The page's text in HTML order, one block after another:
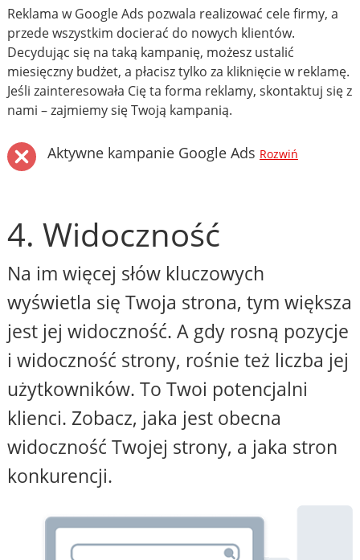
Reklama w Google Ads pozwala realizować cele firmy, a
przede wszystkim docierać do nowych klientów.
Decydując się na taką kampanię, możesz ustalić
miesięczny budżet, a płacisz tylko za kliknięcie w reklamę.
Jeśli zainteresowała Cię ta forma reklamy, skontaktuj się z
nami – zajmiemy się Twoją kampanią.
Aktywne kampanie Google Ads Rozwiń
4. Widoczność
Na im więcej słów kluczowych
wyświetla się Twoja strona, tym większa
jest jej widoczność. A gdy rosną pozycje
i widoczność strony, rośnie też liczba jej
użytkowników. To Twoi potencjalni
klienci. Zobacz, jaka jest obecna
widoczność Twojej strony, a jaka stron
konkurencji.